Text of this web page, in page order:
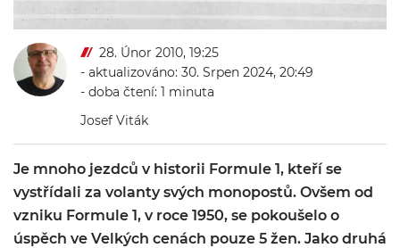
28. Únor 2010, 19:25
- aktualizováno: 30. Srpen 2024, 20:49
- doba čtení: 1 minuta
Josef Viták
Je mnoho jezdců v historii Formule 1, kteří se
vystřídali za volanty svých monopostů. Ovšem od
vzniku Formule 1, v roce 1950, se pokoušelo o
úspěch ve Velkých cenách pouze 5 žen. Jako druhá